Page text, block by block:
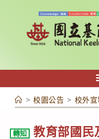
容
> 校園公告 > 校外
轉知
教育部國民